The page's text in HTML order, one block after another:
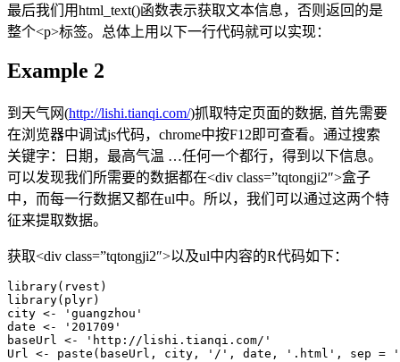
最后我们用html_text()函数表示获取文本信息，否则返回的是
整个<p>标签。总体上用以下一行代码就可以实现：
Example 2
到天气网(http://lishi.tianqi.com/)抓取特定页面的数据, 首先需要
在浏览器中调试js代码，chrome中按F12即可查看。通过搜索
关键字：日期，最高气温 …任何一个都行，得到以下信息。
可以发现我们所需要的数据都在<div class=”tqtongji2″>盒子
中，而每一行数据又都在ul中。所以，我们可以通过这两个特
征来提取数据。
获取<div class=”tqtongji2″>以及ul中内容的R代码如下：
library(rvest)
library(plyr)
city <- 'guangzhou'
date <- '201709'
baseUrl <- 'http://lishi.tianqi.com/'
Url <- paste(baseUrl, city, '/', date, '.html', sep =